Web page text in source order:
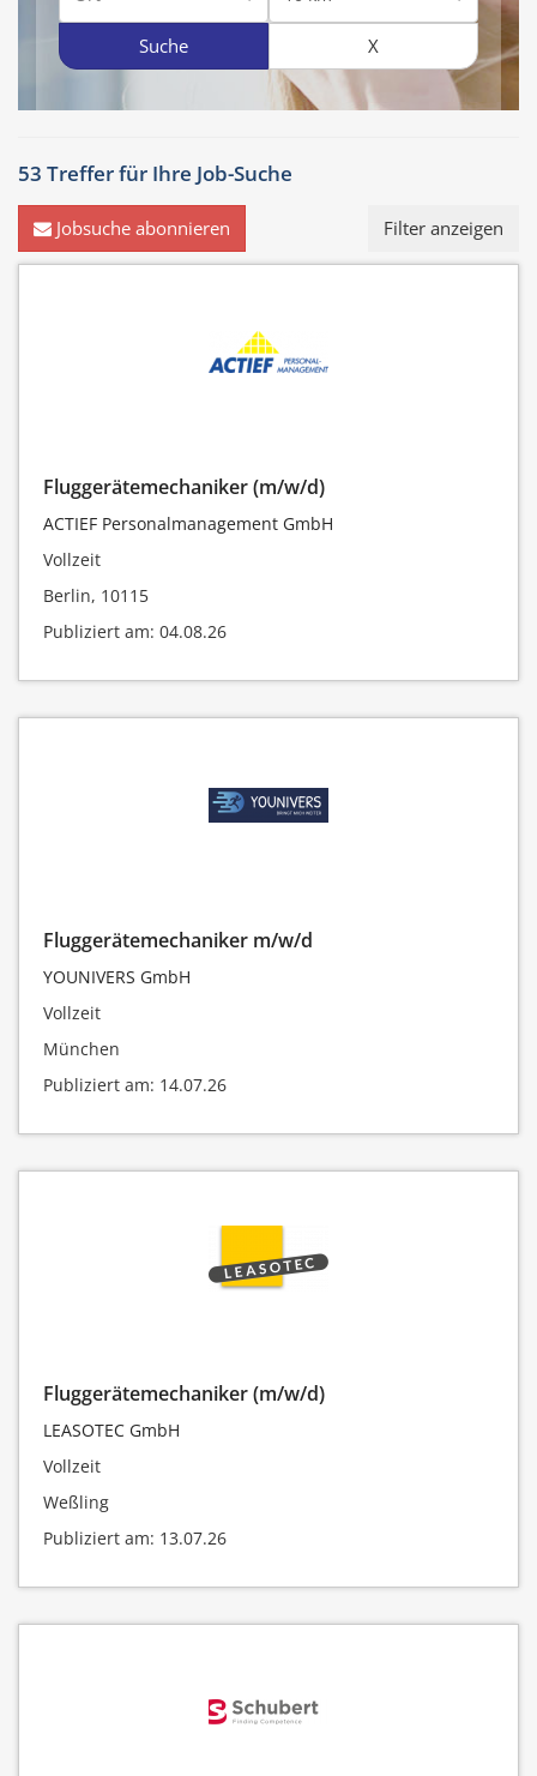
Suche X
53 Treffer für Ihre Job-Suche
Filter anzeigen
Jobsuche abonnieren
Fluggerätemechaniker (m/w/d)
ACTIEF Personalmanagement GmbH
Vollzeit
Berlin, 10115
Publiziert am: 04.08.26
Fluggerätemechaniker m/w/d
YOUNIVERS GmbH
Vollzeit
München
Publiziert am: 14.07.26
Fluggerätemechaniker (m/w/d)
LEASOTEC GmbH
Vollzeit
Weßling
Publiziert am: 13.07.26